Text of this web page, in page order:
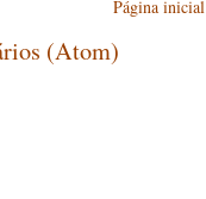
Página inicial
(Atom)